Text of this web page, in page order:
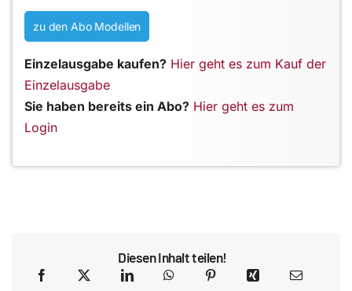
zu den Abo Modellen
Einzelausgabe kaufen? Hier geht es zum Kauf der
Einzelausgabe
Sie haben bereits ein Abo? Hier geht es zum
Login
Diesen Inhalt teilen!